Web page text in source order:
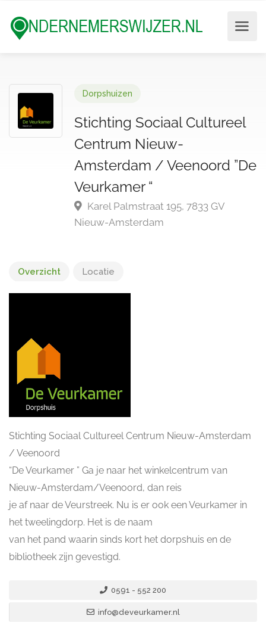
Dorpshuizen
Stichting Sociaal Cultureel
Centrum Nieuw-
Amsterdam / Veenoord ”De
Veurkamer “
Karel Palmstraat 195, 7833 GV
Nieuw-Amsterdam
Overzicht Locatie
Stichting Sociaal Cultureel Centrum Nieuw-Amsterdam
/ Veenoord
“De Veurkamer ” Ga je naar het winkelcentrum van
Nieuw-Amsterdam/Veenoord, dan reis
je af naar de Veurstreek. Nu is er ook een Veurkamer in
het tweelingdorp. Het is de naam
van het pand waarin sinds kort het dorpshuis en de
bibliotheek zijn gevestigd.
0591 - 552 200
info@deveurkamer.nl